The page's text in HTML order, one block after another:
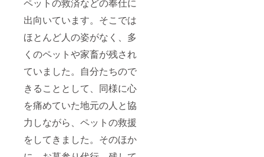
出向いています。そこでは
ほとんど人の姿がなく、多
くのペットや家畜が残され
ていました。自分たちので
きることとして、同様に心
を痛めていた地元の人と協
力しながら、ペットの救援
をしてきました。そのほか